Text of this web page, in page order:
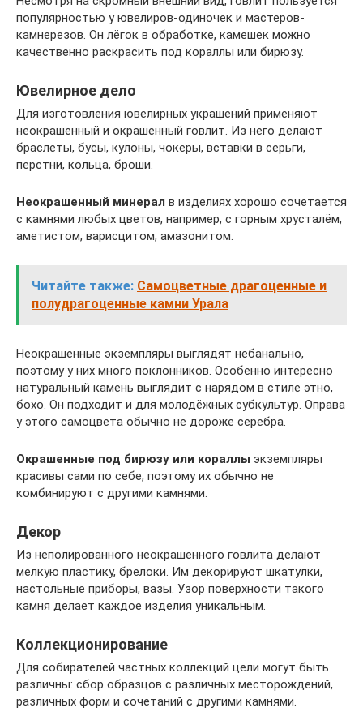
популярностью у ювелиров-одиночек и мастеров-
камнерезов. Он лёгок в обработке, камешек можно
качественно раскрасить под кораллы или бирюзу.
Ювелирное дело
Для изготовления ювелирных украшений применяют
неокрашенный и окрашенный говлит. Из него делают
браслеты, бусы, кулоны, чокеры, вставки в серьги,
перстни, кольца, броши.
Неокрашенный минерал в изделиях хорошо сочетается
с камнями любых цветов, например, с горным хрусталём,
аметистом, варисцитом, амазонитом.
Читайте также: Самоцветные драгоценные и
полудрагоценные камни Урала
Неокрашенные экземпляры выглядят небанально,
поэтому у них много поклонников. Особенно интересно
натуральный камень выглядит с нарядом в стиле этно,
бохо. Он подходит и для молодёжных субкультур. Оправа
у этого самоцвета обычно не дороже серебра.
Окрашенные под бирюзу или кораллы экземпляры
красивы сами по себе, поэтому их обычно не
комбинируют с другими камнями.
Декор
Из неполированного неокрашенного говлита делают
мелкую пластику, брелоки. Им декорируют шкатулки,
настольные приборы, вазы. Узор поверхности такого
камня делает каждое изделия уникальным.
Коллекционирование
Для собирателей частных коллекций цели могут быть
различны: сбор образцов с различных месторождений,
различных форм и сочетаний с другими камнями.